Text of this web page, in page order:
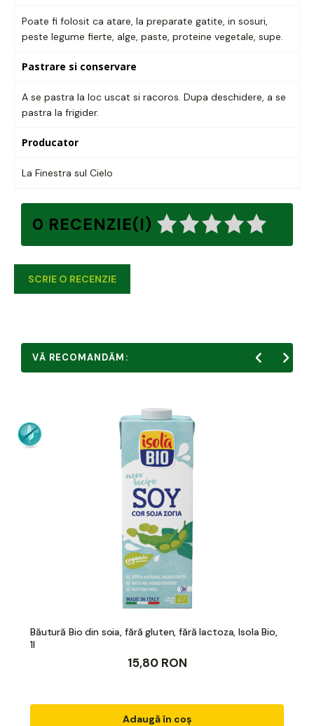
Poate fi folosit ca atare, la preparate gatite, in sosuri,
peste legume fierte, alge, paste, proteine vegetale, supe.
Pastrare si conservare
A se pastra la loc uscat si racoros. Dupa deschidere, a se
pastra la frigider.
Producator
La Finestra sul Cielo
0 RECENZIE(I)
SCRIE O RECENZIE
VĂ RECOMANDĂM:
Băutură Bio din soia, fără gluten, fără lactoza, Isola Bio,
1l
15,80 RON
Adaugă în coș